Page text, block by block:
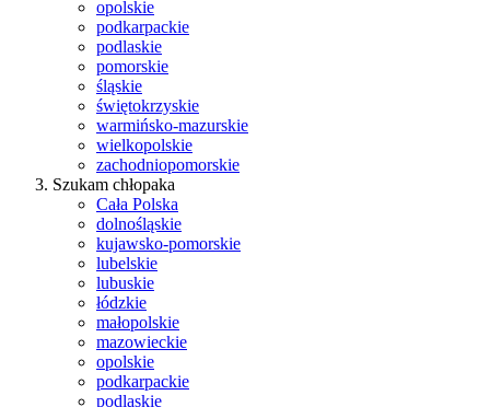
opolskie
podkarpackie
podlaskie
pomorskie
śląskie
świętokrzyskie
warmińsko-mazurskie
wielkopolskie
zachodniopomorskie
Szukam chłopaka
Cała Polska
dolnośląskie
kujawsko-pomorskie
lubelskie
lubuskie
łódzkie
małopolskie
mazowieckie
opolskie
podkarpackie
podlaskie